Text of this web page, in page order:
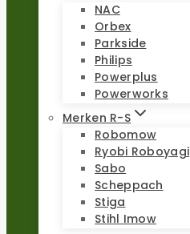
NAC
Orbex
Parkside
Philips
Powerplus
Powerworks
Merken R-S
Robomow
Ryobi Roboyagi
Sabo
Scheppach
Stiga
Stihl Imow